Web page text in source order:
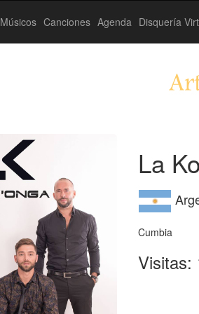
Músicos Canciones Agenda Disquería
La
Cumbia
Visitas: